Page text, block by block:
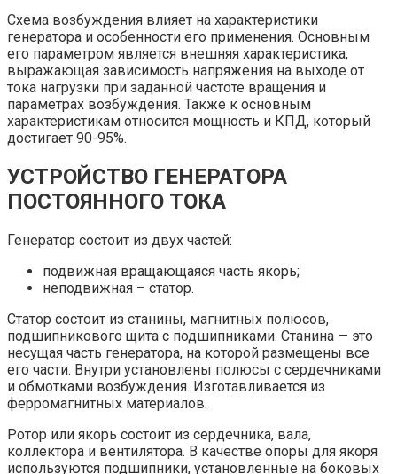
Схема возбуждения влияет на характеристики
генератора и особенности его применения. Основным
его параметром является внешняя характеристика,
выражающая зависимость напряжения на выходе от
тока нагрузки при заданной частоте вращения и
параметрах возбуждения. Также к основным
характеристикам относится мощность и КПД, который
достигает 90-95%.
УСТРОЙСТВО ГЕНЕРАТОРА
ПОСТОЯННОГО ТОКА
Генератор состоит из двух частей:
подвижная вращающаяся часть якорь;
неподвижная – статор.
Статор состоит из станины, магнитных полюсов,
подшипникового щита с подшипниками. Станина — это
несущая часть генератора, на которой размещены все
его части. Внутри установлены полюсы с сердечниками
и обмотками возбуждения. Изготавливается из
ферромагнитных материалов.
Ротор или якорь состоит из сердечника, вала,
коллектора и вентилятора. В качестве опоры для якоря
используются подшипники, установленные на боковых